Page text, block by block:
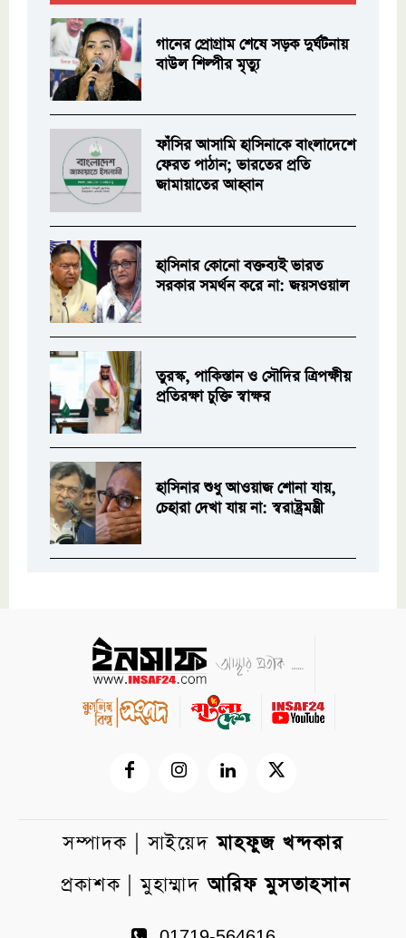
গানের প্রোগ্রাম শেষে সড়ক দুর্ঘটনায়
বাউল শিল্পীর মৃত্যু
ফাঁসির আসামি হাসিনাকে বাংলাদেশে
ফেরত পাঠান; ভারতের প্রতি
জামায়াতের আহ্বান
হাসিনার কোনো বক্তব্যই ভারত
সরকার সমর্থন করে না: জয়সওয়াল
তুরস্ক, পাকিস্তান ও সৌদির ত্রিপক্ষীয়
প্রতিরক্ষা চুক্তি স্বাক্ষর
হাসিনার শুধু আওয়াজ শোনা যায়,
চেহারা দেখা যায় না: স্বরাষ্ট্রমন্ত্রী
সম্পাদক | সাইয়েদমাহফুজ খন্দকার
প্রকাশক | মুহাম্মাদআরিফ মুসতাহসান